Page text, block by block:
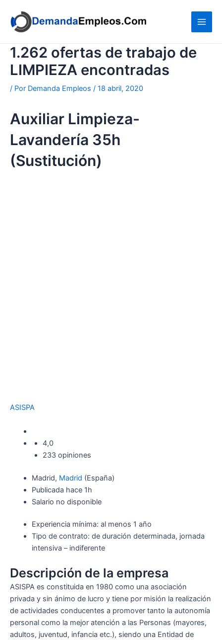
contenido
1.262 ofertas de trabajo de
LIMPIEZA encontradas
/ Por Demanda Empleos / 18 abril, 2020
Auxiliar Limpieza-
Lavandería 35h
(Sustitución)
ASISPA
4,0
233 opiniones
Madrid, Madrid (España)
Publicada hace 1h
Salario no disponible
Experiencia mínima: al menos 1 año
Tipo de contrato: de duración determinada, jornada
intensiva – indiferente
Descripción de la empresa
ASISPA es constituida en 1980 como una asociación
privada y sin ánimo de lucro y tiene por misión la realización
de actividades conducentes a promover tanto la autonomía
personal como la mejor atención a las Personas (mayores,
adultos, juventud, infancia etc.), siendo una Entidad de